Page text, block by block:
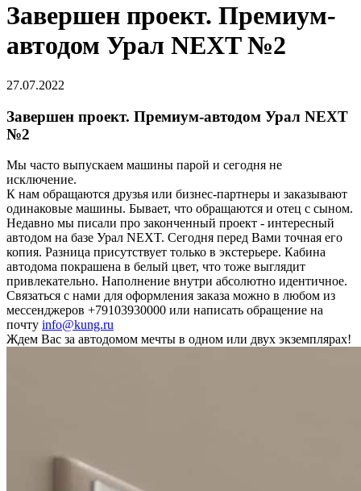
Завершен проект. Премиум-
автодом Урал NEXT №2
27.07.2022
Завершен проект. Премиум-автодом Урал NEXT
№2
Мы часто выпускаем машины парой и сегодня не
исключение.
К нам обращаются друзья или бизнес-партнеры и заказывают
одинаковые машины. Бывает, что обращаются и отец с сыном.
Недавно мы писали про законченный проект - интересный
автодом на базе Урал NEXT. Сегодня перед Вами точная его
копия. Разница присутствует только в экстерьере. Кабина
автодома покрашена в белый цвет, что тоже выглядит
привлекательно. Наполнение внутри абсолютно идентичное.
Связаться с нами для оформления заказа можно в любом из
мессенджеров +79103930000 или написать обращение на
почту info@kung.ru
Ждем Вас за автодомом мечты в одном или двух экземплярах!